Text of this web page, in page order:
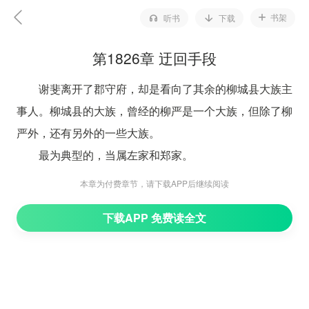
听书 下载 书架
第1826章 迂回手段
谢斐离开了郡守府，却是看向了其余的柳城县大族主
事人。柳城县的大族，曾经的柳严是一个大族，但除了柳
严外，还有另外的一些大族。
最为典型的，当属左家和郑家。
这是两大望族。
谢斐直接就找到了左家的族长左言和郑家的族长郑
本章为付费章节，请下载APP后继续阅读
下载APP 免费读全文